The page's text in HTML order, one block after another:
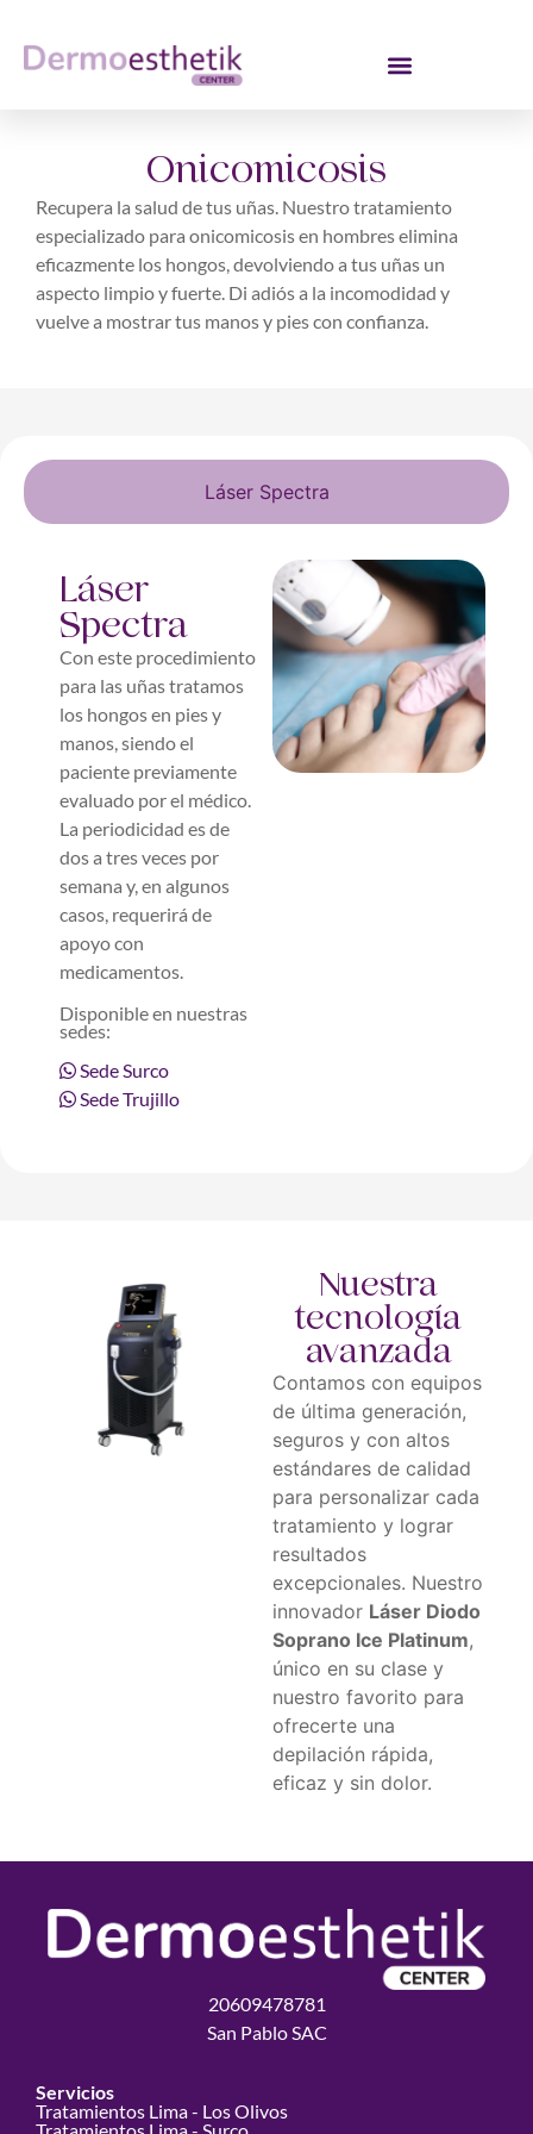
Onicomicosis
Recupera la salud de tus uñas. Nuestro tratamiento
especializado para onicomicosis en hombres elimina
eficazmente los hongos, devolviendo a tus uñas un
aspecto limpio y fuerte. Di adiós a la incomodidad y
vuelve a mostrar tus manos y pies con confianza.
Láser Spectra
Láser
Spectra
Con este procedimiento
para las uñas tratamos
los hongos en pies y
manos, siendo el
paciente previamente
evaluado por el médico.
La periodicidad es de
dos a tres veces por
semana y, en algunos
casos, requerirá de
apoyo con
medicamentos.
Disponible en nuestras
sedes:
Sede Surco
Sede Trujillo
Nuestra
tecnología
avanzada
Contamos con equipos
de última generación,
seguros y con altos
estándares de calidad
para personalizar cada
tratamiento y lograr
resultados
excepcionales. Nuestro
innovador Láser Diodo
Soprano Ice Platinum,
único en su clase y
nuestro favorito para
ofrecerte una
depilación rápida,
eficaz y sin dolor.
20609478781
San Pablo SAC
Servicios
Tratamientos Lima - Los Olivos